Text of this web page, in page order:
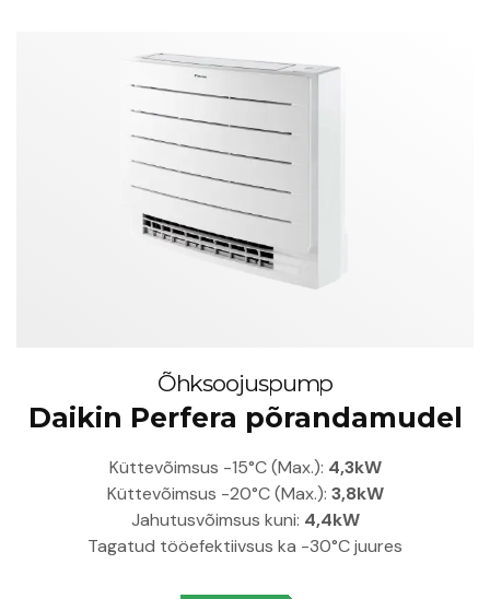
Õhksoojuspump
Daikin Perfera põrandamudel
Küttevõimsus -15°C (Max.): 4,3kW
Küttevõimsus -20°C (Max.): 3,8kW
Jahutusvõimsus kuni: 4,4kW
Tagatud tööefektiivsus ka -30°C juures